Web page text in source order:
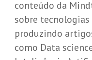
conteúdo da
sobre
produzindo
como Data